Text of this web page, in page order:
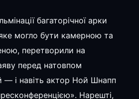
багаторічної арки
яке могло бути камерною та
перетворили на
перед натовпом
і навіть актор Ной Шнапп
Нарешті,